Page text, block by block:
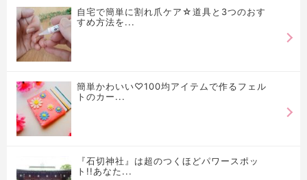
自宅で簡単に割れ爪ケア☆道具と3つのおす
すめ方法を...
簡単かわいい♡100均アイテムで作るフェル
トのカー...
『石切神社』は超のつくほどパワースポッ
ト!!あなた...